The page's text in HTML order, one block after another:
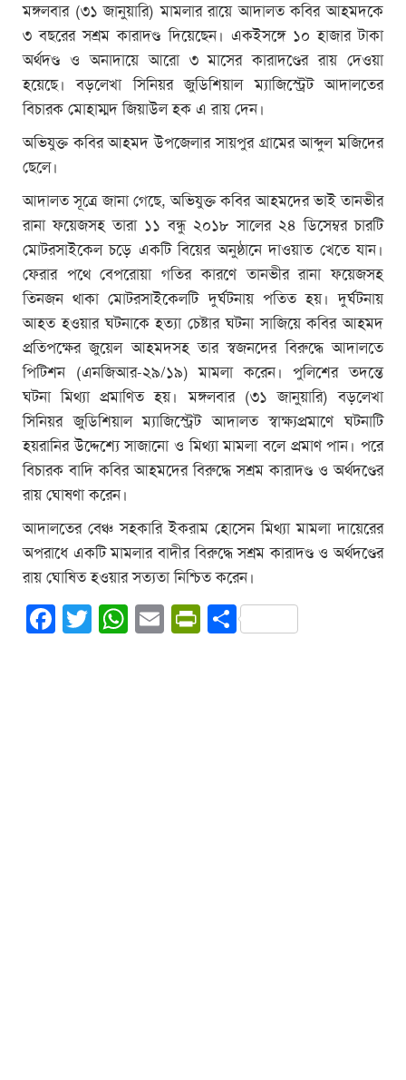
মঙ্গলবার (৩১ জানুয়ারি) মামলার রায়ে আদালত কবির আহমদকে
৩ বছরের সশ্রম কারাদণ্ড দিয়েছেন। একইসঙ্গে ১০ হাজার টাকা
অর্থদণ্ড ও অনাদায়ে আরো ৩ মাসের কারাদণ্ডের রায় দেওয়া
হয়েছে। বড়লেখা সিনিয়র জুডিশিয়াল ম্যাজিস্ট্রেট আদালতের
বিচারক মোহাম্মদ জিয়াউল হক এ রায় দেন।
অভিযুক্ত কবির আহমদ উপজেলার সায়পুর গ্রামের আব্দুল মজিদের
ছেলে।
আদালত সূত্রে জানা গেছে, অভিযুক্ত কবির আহমদের ভাই তানভীর
রানা ফয়েজসহ তারা ১১ বন্ধু ২০১৮ সালের ২৪ ডিসেম্বর চারটি
মোটরসাইকেল চড়ে একটি বিয়ের অনুষ্ঠানে দাওয়াত খেতে যান।
ফেরার পথে বেপরোয়া গতির কারণে তানভীর রানা ফয়েজসহ
তিনজন থাকা মোটরসাইকেলটি দুর্ঘটনায় পতিত হয়। দুর্ঘটনায়
আহত হওয়ার ঘটনাকে হত্যা চেষ্টার ঘটনা সাজিয়ে কবির আহমদ
প্রতিপক্ষের জুয়েল আহমদসহ তার স্বজনদের বিরুদ্ধে আদালতে
পিটিশন (এনজিআর-২৯/১৯) মামলা করেন। পুলিশের তদন্তে
ঘটনা মিথ্যা প্রমাণিত হয়। মঙ্গলবার (৩১ জানুয়ারি) বড়লেখা
সিনিয়র জুডিশিয়াল ম্যাজিস্ট্রেট আদালত স্বাক্ষ্যপ্রমাণে ঘটনাটি
হয়রানির উদ্দেশ্যে সাজানো ও মিথ্যা মামলা বলে প্রমাণ পান। পরে
বিচারক বাদি কবির আহমদের বিরুদ্ধে সশ্রম কারাদণ্ড ও অর্থদণ্ডের
রায় ঘোষণা করেন।
আদালতের বেঞ্চ সহকারি ইকরাম হোসেন মিথ্যা মামলা দায়েরের
অপরাধে একটি মামলার বাদীর বিরুদ্ধে সশ্রম কারাদণ্ড ও অর্থদণ্ডের
রায় ঘোষিত হওয়ার সত্যতা নিশ্চিত করেন।
Facebook
Twitter
WhatsApp
EmailPrintFriendly
Share